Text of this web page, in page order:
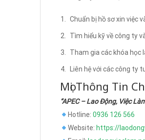
Chuẩn bị hồ sơ xin việc
Tìm hiểu kỹ về công ty
Tham gia các khóa học
Liên hệ với các công ty
Mọi Thông Tin
“APEC – Lao Động, Việc
Hotline: 0936 126 566
Website: https://